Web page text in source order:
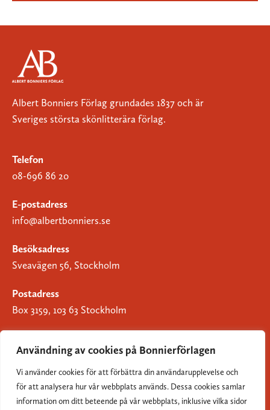
Användning av cookies på Bonnierförlagen
Vi använder cookies för att förbättra din användarupplevelse och
för att analysera hur vår webbplats används. Dessa cookies samlar
information om ditt beteende på vår webbplats, inklusive vilka sidor
Albert Bonniers Förlag grundades 1837 och är
Sveriges största skönlitterära förlag.
Telefon
08-696 86 20
E-postadress
info@albertbonniers.se
Besöksadress
Sveavägen 56, Stockholm
Postadress
Box 3159, 103 63 Stockholm
Om Bonnierförlagen
Cookies